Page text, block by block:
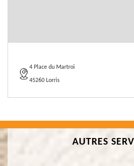
4 Place du Martroi
45260 Lorris
AUTRES